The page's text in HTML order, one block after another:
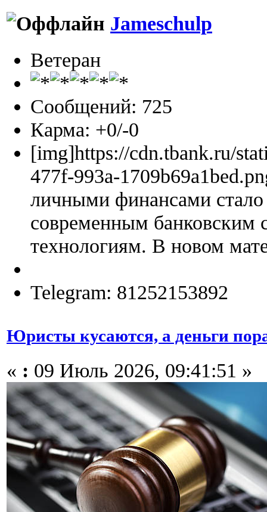
Jameschulp
Ветеран
Сообщений: 725
Карма: +0/-0
[img]https://cdn.tbank.ru/
477f-993a-
личными финансами
современным банковским
технологиям. В новом
Telegram: 81252153892
Юристы кусаются, а деньги
« : 09 Июль 2026, 09:41:51 »